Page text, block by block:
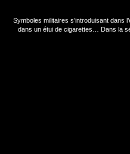
Symboles militaires s’introduisant dans
dans un étui de cigarettes… Dans la